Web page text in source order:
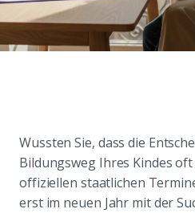
Wussten Sie, dass die
Bildungsweg Ihres Kindes
offiziellen staatlichen
erst im neuen Jahr mit der